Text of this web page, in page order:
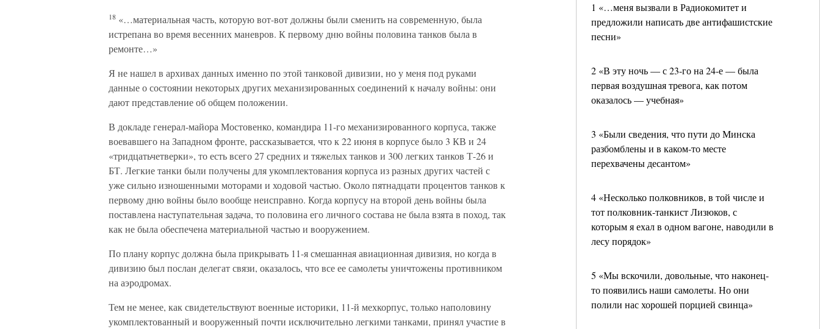
1 «…меня вызвали в Радиокомитет и
предложили написать две антифашистские
песни»
2 «В эту ночь — с 23-го на 24-е — была
первая воздушная тревога, как потом
оказалось — учебная»
3 «Были сведения, что пути до Минска
разбомблены и в каком-то месте
перехвачены десантом»
4 «Несколько полковников, в той числе и
тот полковник-танкист Лизюков, с
которым я ехал в одном вагоне, наводили в
лесу порядок»
5 «Мы вскочили, довольные, что наконец-
то появились наши самолеты. Но они
полили нас хорошей порцией свинца»
18 «…материальная часть, которую вот-вот должны были сменить на современную, была
истрепана во время весенних маневров. К первому дню войны половина танков была в
ремонте…»
Я не нашел в архивах данных именно по этой танковой дивизии, но у меня под руками
данные о состоянии некоторых других механизированных соединений к началу войны: они
дают представление об общем положении.
В докладе генерал-майора Мостовенко, командира 11-го механизированного корпуса, также
воевавшего на Западном фронте, рассказывается, что к 22 июня в корпусе было 3 КВ и 24
«тридцатьчетверки», то есть всего 27 средних и тяжелых танков и 300 легких танков Т-26 и
БТ. Легкие танки были получены для укомплектования корпуса из разных других частей с
уже сильно изношенными моторами и ходовой частью. Около пятнадцати процентов танков к
первому дню войны было вообще неисправно. Когда корпусу на второй день войны была
поставлена наступательная задача, то половина его личного состава не была взята в поход, так
как не была обеспечена материальной частью и вооружением.
По плану корпус должна была прикрывать 11-я смешанная авиационная дивизия, но когда в
дивизию был послан делегат связи, оказалось, что все ее самолеты уничтожены противником
на аэродромах.
Тем не менее, как свидетельствуют военные историки, 11-й мехкорпус, только наполовину
укомплектованный и вооруженный почти исключительно легкими танками, принял участие в